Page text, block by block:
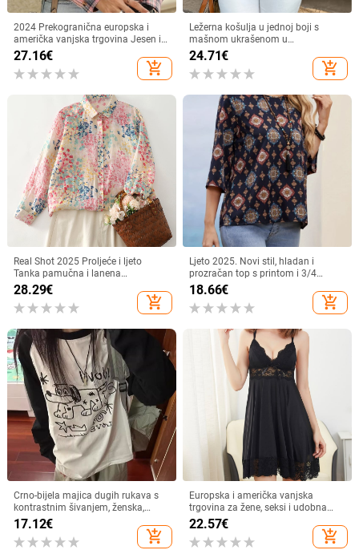
2024 Prekogranična europska i
američka vanjska trgovina Jesen i
zima Nove ženske košulje dugih
rukava karirane košulje
27.16€
add_shopping_cart
Ležerna košulja u jednoj boji s
mašnom ukrašenom u
odmarališnom stilu
24.71€
add_shopping_cart
Real Shot 2025 Proljeće i ljeto
Tanka pamučna i lanena
umjetnička široka košulja dugih
rukava s cvjetnim printom makrona
za žene
28.29€
add_shopping_cart
Ljeto 2025. Novi stil, hladan i
prozračan top s printom i 3/4
rukavima, elegantnog i
profesionalnog izgleda za
putovanje na posao
18.66€
add_shopping_cart
Crno-bijela majica dugih rukava s
kontrastnim šivanjem, ženska,
dizajnerski osjećaj, široka, ležerna,
korejska jesenska, nova ženska,
višenamjenska odjeća
17.12€
add_shopping_cart
Europska i američka vanjska
trgovina za žene, seksi i udobna
ledena svilena remenčića za prsa,
spavaćica s jastučićima za prsa,
kućna odjeća, prekrasna čipkasta
22.57€
add_shopping_cart